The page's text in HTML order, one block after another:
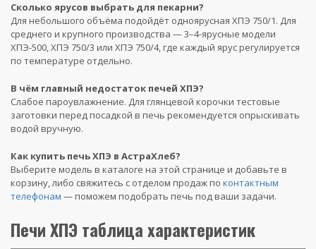
Сколько ярусов выбрать для пекарни?
Для небольшого объёма подойдёт одноярусная ХПЭ 750/1. Для
среднего и крупного производства — 3–4-ярусные модели
ХПЭ-500, ХПЭ 750/3 или ХПЭ 750/4, где каждый ярус регулируется
по температуре отдельно.
В чём главный недостаток печей ХПЭ?
Слабое пароувлажнение. Для глянцевой корочки тестовые
заготовки перед посадкой в печь рекомендуется опрыскивать
водой вручную.
Как купить печь ХПЭ в АстраХлеб?
Выберите модель в каталоге на этой странице и добавьте в
корзину, либо свяжитесь с отделом продаж по контактным
телефонам — поможем подобрать печь под ваши задачи.
Печи ХПЭ таблица характеристик